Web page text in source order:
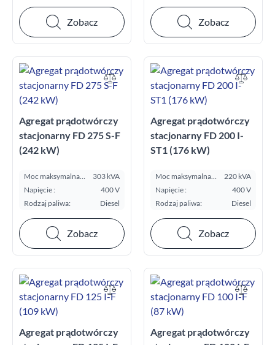
Zobacz Zobacz
Agregat prądotwórczy
stacjonarny FD 275 S-F
(242 kW)
Moc maksymalna
E.S.P. kVA:
303 kVA
Napięcie :
400 V
Rodzaj paliwa:
Diesel
Zobacz
Agregat prądotwórczy
stacjonarny FD 200 I-
ST1 (176 kW)
Moc maksymalna
E.S.P. kVA:
220 kVA
Napięcie :
400 V
Rodzaj paliwa:
Diesel
Zobacz
Agregat prądotwórczy
Agregat prądotwórczy